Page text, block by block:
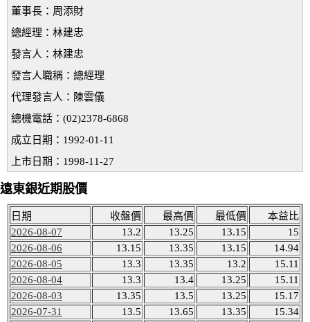
董事長：周添財
總經理：林建忠
發言人：林建忠
發言人職稱：總經理
代理發言人：陳雲儀
總機電話：(02)2378-6868
成立日期：1992-01-11
上市日期：1998-11-27
遠東銀近期股價
日期 收盤價 最高價 最低價
本益比
2026-08-07
13.2 13.25 13.15
15
2026-08-06
13.15 13.35 13.15
14.94
2026-08-05
13.3 13.35 13.2
15.11
2026-08-04
13.3 13.4 13.25
15.11
2026-08-03
13.35 13.5 13.25
15.17
2026-07-31
13.5 13.65 13.35
15.34